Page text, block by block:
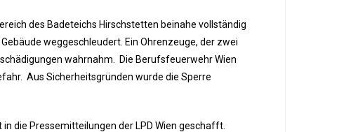
des Badeteichs Hirschstetten beinahe vollständig
weggeschleudert. Ein Ohrenzeuge, der zwei
wahrnahm. Die Berufsfeuerwehr Wien
Aus Sicherheitsgründen wurde die Sperre
die Pressemitteilungen der LPD Wien geschafft.